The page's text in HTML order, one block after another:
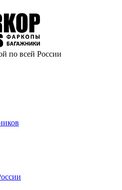
по всей России